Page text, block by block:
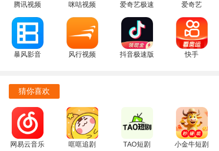
1.收录了众多高人气的短剧作品，这些短剧往往因其独特的
创意、精湛的制作和引人入胜的剧情而受到广泛欢迎。
2.通过红果短剧，用户可以轻松地追赶上最新的流行趋势，
观看那些在社交平台上热议的短剧，与朋友分享观看体验，
3.红果短剧不仅为用户提供了丰富的选择，还通过收录这些
热门作品，确保了平台内容的时效性和吸引力。
软件特色
1.红果短剧承诺为用户提供完全免费的观看体验，这意味着
腾讯视频
9.04.16.32055
最新版
咪咕视频
6.6.20 手机
爱奇艺极速
版 6.7.5 手
机版
爱奇艺
17.7.5 最新
版
暴风影音
风行视频
抖音极速版
快手
猜你喜欢
网易云音乐
哐哐追剧
TAO短剧
小金牛短剧